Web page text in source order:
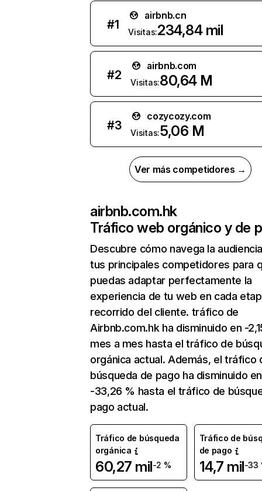
#1
airbnb.cn
Visitas:234,84 mil
#2
airbnb.com
Visitas:80,64 M
#3
cozycozy.com
Visitas:5,06 M
Ver más competidores →
airbnb.com.hk
Tráfico web orgánico y de
Descubre cómo navega la
tus principales competidores para
puedas adaptar perfectamente la
experiencia de tu web en cada
recorrido del cliente. tráfico de
Airbnb.com.hk ha disminuido en -
mes a mes hasta el tráfico de
orgánica actual. Además, el tráfico
búsqueda de pago ha disminuido en
-33,26 % hasta el tráfico de
pago actual.
Tráfico de búsqueda
orgánica
60,27 mil-2 %
Tráfico de
de pago
14,7 mil-33